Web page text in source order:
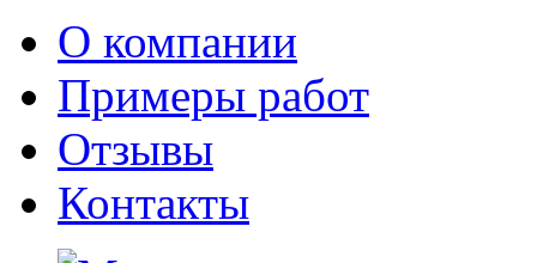
О компании
Примеры работ
Отзывы
Контакты